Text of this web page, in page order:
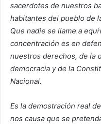
sacerdotes de nuestros
habitantes del pueblo de
Que nadie se llame a
concentración es en
nuestros derechos, de la
democracia y de la
Nacional.
Es la demostración real
nos causa que se